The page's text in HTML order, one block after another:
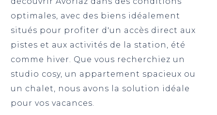
optimales, avec des biens idéalement
situés pour profiter d'un accès direct aux
pistes et aux activités de la station, été
comme hiver. Que vous recherchiez un
studio cosy, un appartement spacieux ou
un chalet, nous avons la solution idéale
pour vos vacances.